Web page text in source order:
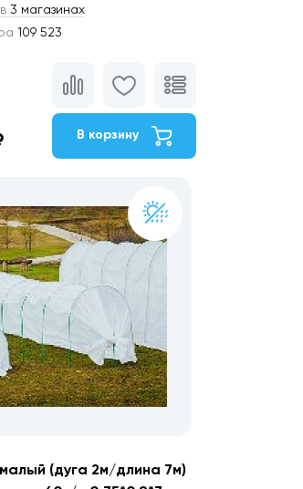
3 магазинах
109 523
В корзину
(дуга 2м/длина 7м)